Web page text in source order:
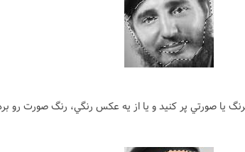
يا صورتي پر كنيد و يا از يه عكس رنگي، رنگ صورت رو